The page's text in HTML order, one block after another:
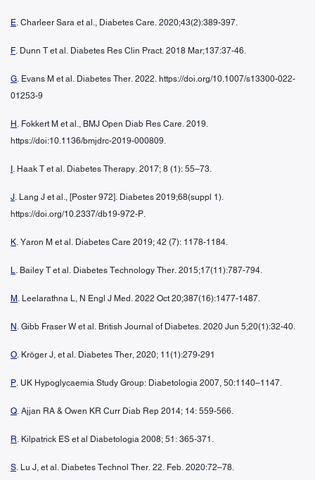
E. Charleer Sara et al., Diabetes Care. 2020;43(2):389-397.
F. Dunn T et al. Diabetes Res Clin Pract. 2018 Mar;137:37-46.
G. Evans M et al. Diabetes Ther. 2022. https://doi.org/10.1007/s13300-022-
01253-9
H. Fokkert M et al., BMJ Open Diab Res Care. 2019.
https://doi:10.1136/bmjdrc-2019-000809.
I. Haak T et al. Diabetes Therapy. 2017; 8 (1): 55–73.
J. Lang J et al., [Poster 972]. Diabetes 2019;68(suppl 1).
https://doi.org/10.2337/db19-972-P.
K. Yaron M et al. Diabetes Care 2019; 42 (7): 1178-1184.
L. Bailey T et al. Diabetes Technology Ther. 2015;17(11):787-794.
M. Leelarathna L, N Engl J Med. 2022 Oct 20;387(16):1477-1487.
N. Gibb Fraser W et al. British Journal of Diabetes. 2020 Jun 5;20(1):32-40.
O. Kröger J, et al. Diabetes Ther, 2020; 11(1):279-291
P. UK Hypoglycaemia Study Group: Diabetologia 2007, 50:1140–1147.
Q. Ajjan RA & Owen KR Curr Diab Rep 2014; 14: 559-566.
R. Kilpatrick ES et al Diabetologia 2008; 51: 365-371.
S. Lu J, et al. Diabetes Technol Ther. 22. Feb. 2020:72–78.